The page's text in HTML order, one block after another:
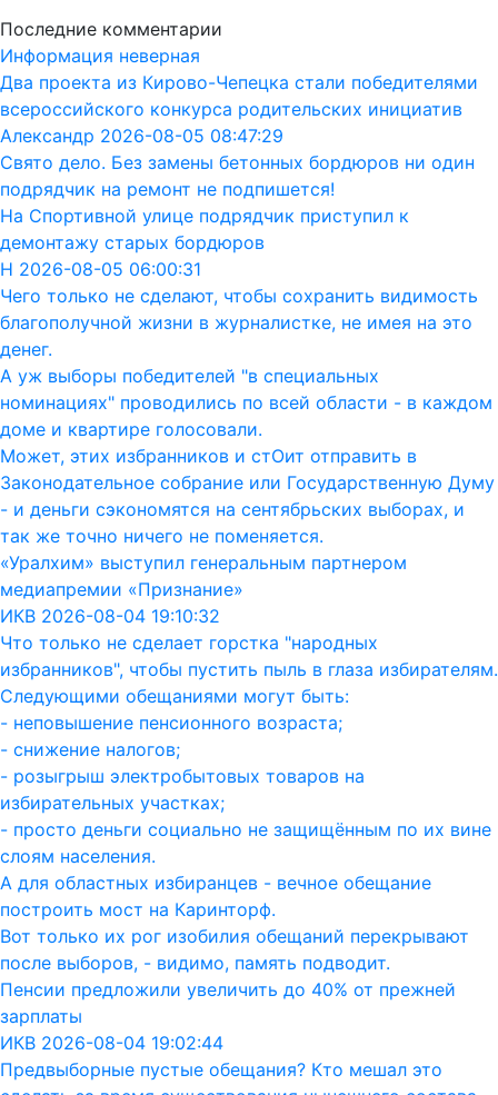
Последние комментарии
Информация неверная
Два проекта из Кирово-Чепецка стали победителями
всероссийского конкурса родительских инициатив
Александр 2026-08-05 08:47:29
Свято дело. Без замены бетонных бордюров ни один
подрядчик на ремонт не подпишется!
На Спортивной улице подрядчик приступил к
демонтажу старых бордюров
Н 2026-08-05 06:00:31
Чего только не сделают, чтобы сохранить видимость
благополучной жизни в журналистке, не имея на это
денег.
А уж выборы победителей "в специальных
номинациях" проводились по всей области - в каждом
доме и квартире голосовали.
Может, этих избранников и стОит отправить в
Законодательное собрание или Государственную Думу
- и деньги сэкономятся на сентябрьских выборах, и
так же точно ничего не поменяется.
«Уралхим» выступил генеральным партнером
медиапремии «Признание»
ИКВ 2026-08-04 19:10:32
Что только не сделает горстка "народных
избранников", чтобы пустить пыль в глаза избирателям.
Следующими обещаниями могут быть:
- неповышение пенсионного возраста;
- снижение налогов;
- розыгрыш электробытовых товаров на
избирательных участках;
- просто деньги социально не защищённым по их вине
слоям населения.
А для областных избиранцев - вечное обещание
построить мост на Каринторф.
Вот только их рог изобилия обещаний перекрывают
после выборов, - видимо, память подводит.
Пенсии предложили увеличить до 40% от прежней
зарплаты
ИКВ 2026-08-04 19:02:44
Предвыборные пустые обещания? Кто мешал это